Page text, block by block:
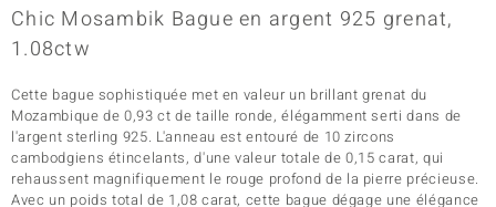
Chic Mosambik Bague en argent 925 grenat,
1.08ctw
Cette bague sophistiquée met en valeur un brillant grenat du
Mozambique de 0,93 ct de taille ronde, élégamment serti dans de
l'argent sterling 925. L'anneau est entouré de 10 zircons
cambodgiens étincelants, d'une valeur totale de 0,15 carat, qui
rehaussent magnifiquement le rouge profond de la pierre précieuse.
Avec un poids total de 1,08 carat, cette bague dégage une élégance